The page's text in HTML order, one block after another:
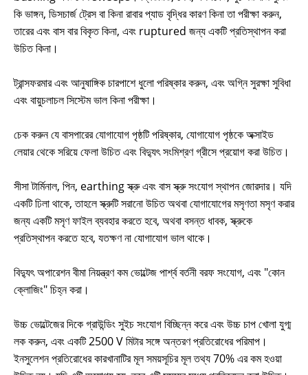
কি ভাঙ্গন, ডিসচার্জ ট্রেস বা কিনা রাবার প্যাড বৃদ্ধির কারণ কিনা তা পরীক্ষা করুন,
তারের এবং বাস বার বিকৃত কিনা, এবং ruptured জন্য একটি প্রতিস্থাপন করা
উচিত কিনা।
ট্রান্সফরমার এবং আনুষাঙ্গিক চারপাশে ধুলো পরিষ্কার করুন, এবং অগ্নি সুরক্ষা সুবিধা
এবং বায়ুচলাচল সিস্টেম ভাল কিনা পরীক্ষা।
চেক করুন যে বাসপারের যোগাযোগ পৃষ্ঠটি পরিষ্কার, যোগাযোগ পৃষ্ঠকে অক্সাইড
লেয়ার থেকে সরিয়ে ফেলা উচিত এবং বিদ্যুৎ সংমিশ্রণ গ্রীসে প্রয়োগ করা উচিত।
সীসা টার্মিনাল, পিন, earthing স্ক্রু এবং বাস স্ক্রু সংযোগ স্থাপন জোরদার। যদি
একটি ঢিলা থাকে, তাহলে স্ক্রুটি সরানো উচিত অথবা যোগাযোগের মসৃণতা মসৃণ করার
জন্য একটি মসৃণ ফাইল ব্যবহার করতে হবে, অথবা বসন্ত ধাবক, স্ক্রুকে
প্রতিস্থাপন করতে হবে, যতক্ষণ না যোগাযোগ ভাল থাকে।
বিদ্যুৎ অপারেশন বীমা নিয়ন্ত্রণ কম ভোল্টেজ পার্শ্ব বর্তনী বরফ সংযোগ, এবং "কোন
ক্লোজিং" চিহ্ন করা।
উচ্চ ভোল্টেজের দিকে গ্রাউন্ডিং সুইচ সংযোগ বিচ্ছিন্ন করে এবং উচ্চ চাপ খোলা যুগ্ম
লক করুন, এবং একটি 2500 V মিটার সঙ্গে অন্তরণ প্রতিরোধের পরিমাপ।
ইনসুলেশন প্রতিরোধের কারখানাটির মূল সময়সূচির মূল তথ্য 70% এর কম হওয়া